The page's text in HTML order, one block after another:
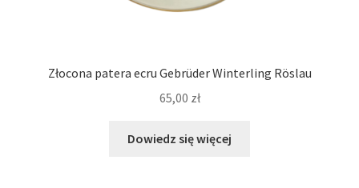
Złocona patera ecru Gebrüder Winterling Röslau
65,00 zł
Dowiedz się więcej